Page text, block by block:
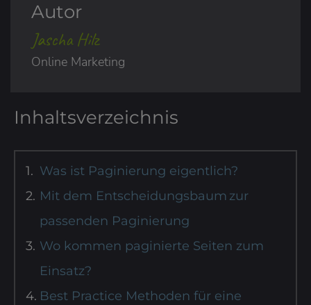
Autor
Jascha Hilz
Online Marketing
Inhaltsverzeichnis
Was ist Paginierung eigentlich?
Mit dem Entscheidungsbaum zur
passenden Paginierung
Wo kommen paginierte Seiten zum
Einsatz?
Best Practice Methoden für eine